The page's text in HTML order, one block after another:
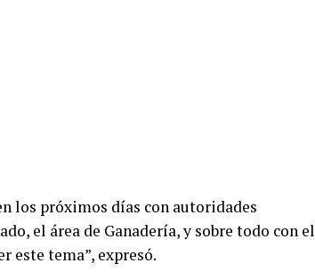
los próximos días con autoridades
el área de Ganadería, y sobre todo con el
este tema”, expresó.